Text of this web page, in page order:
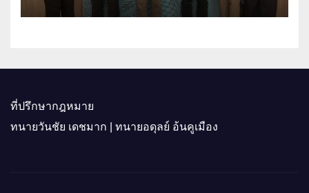
ที่ปรึกษากฎหมาย
ทนายวันชัย เดชมาก | ทนายอดุลย์ อ้นคูเมือง